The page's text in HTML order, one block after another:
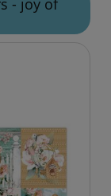
- joy of